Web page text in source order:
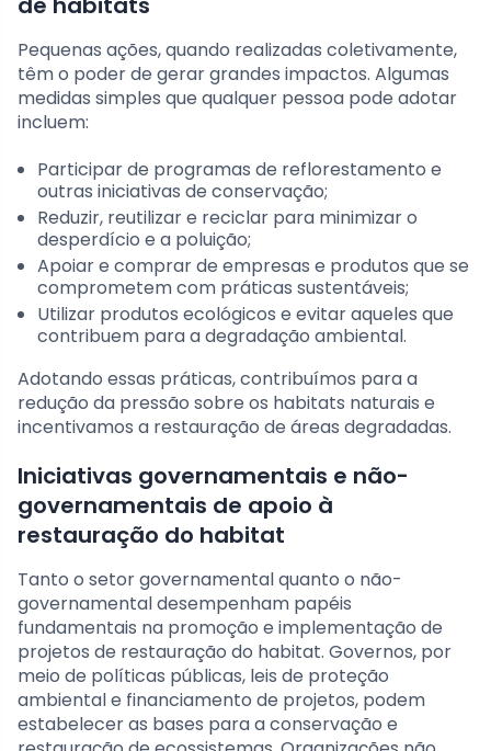
Pequenas ações, quando realizadas coletivamente,
têm o poder de gerar grandes impactos. Algumas
medidas simples que qualquer pessoa pode adotar
incluem:
Participar de programas de reflorestamento e
outras iniciativas de conservação;
Reduzir, reutilizar e reciclar para minimizar o
desperdício e a poluição;
Apoiar e comprar de empresas e produtos que se
comprometem com práticas sustentáveis;
Utilizar produtos ecológicos e evitar aqueles que
contribuem para a degradação ambiental.
Adotando essas práticas, contribuímos para a
redução da pressão sobre os habitats naturais e
incentivamos a restauração de áreas degradadas.
Iniciativas governamentais e não-
governamentais de apoio à
restauração do habitat
Tanto o setor governamental quanto o não-
governamental desempenham papéis
fundamentais na promoção e implementação de
projetos de restauração do habitat. Governos, por
meio de políticas públicas, leis de proteção
ambiental e financiamento de projetos, podem
estabelecer as bases para a conservação e